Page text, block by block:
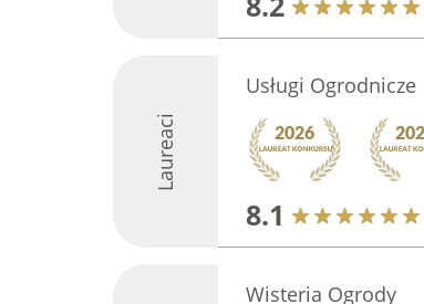
Laureaci
Usługi Ogrodnicze
8.1
Wisteria Ogrody